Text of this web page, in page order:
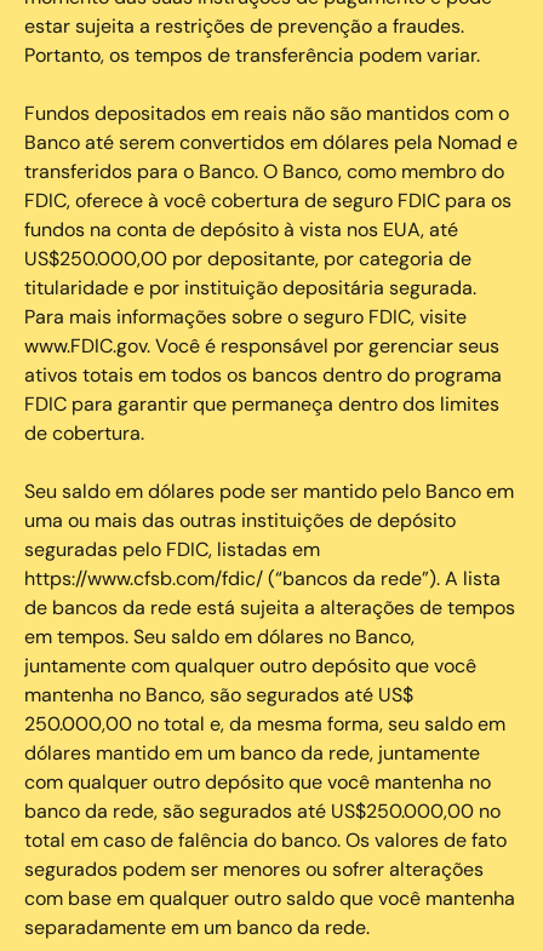
estar sujeita a restrições de prevenção a fraudes.
Portanto, os tempos de transferência podem variar.
Fundos depositados em reais não são mantidos com o
Banco até serem convertidos em dólares pela Nomad e
transferidos para o Banco. O Banco, como membro do
FDIC, oferece à você cobertura de seguro FDIC para os
fundos na conta de depósito à vista nos EUA, até
US$250.000,00 por depositante, por categoria de
titularidade e por instituição depositária segurada.
Para mais informações sobre o seguro FDIC, visite
www.FDIC.gov. Você é responsável por gerenciar seus
ativos totais em todos os bancos dentro do programa
FDIC para garantir que permaneça dentro dos limites
de cobertura.
Seu saldo em dólares pode ser mantido pelo Banco em
uma ou mais das outras instituições de depósito
seguradas pelo FDIC, listadas em
https://www.cfsb.com/fdic/ (“bancos da rede”). A lista
de bancos da rede está sujeita a alterações de tempos
em tempos. Seu saldo em dólares no Banco,
juntamente com qualquer outro depósito que você
mantenha no Banco, são segurados até US$
250.000,00 no total e, da mesma forma, seu saldo em
dólares mantido em um banco da rede, juntamente
com qualquer outro depósito que você mantenha no
banco da rede, são segurados até US$250.000,00 no
total em caso de falência do banco. Os valores de fato
segurados podem ser menores ou sofrer alterações
com base em qualquer outro saldo que você mantenha
separadamente em um banco da rede.